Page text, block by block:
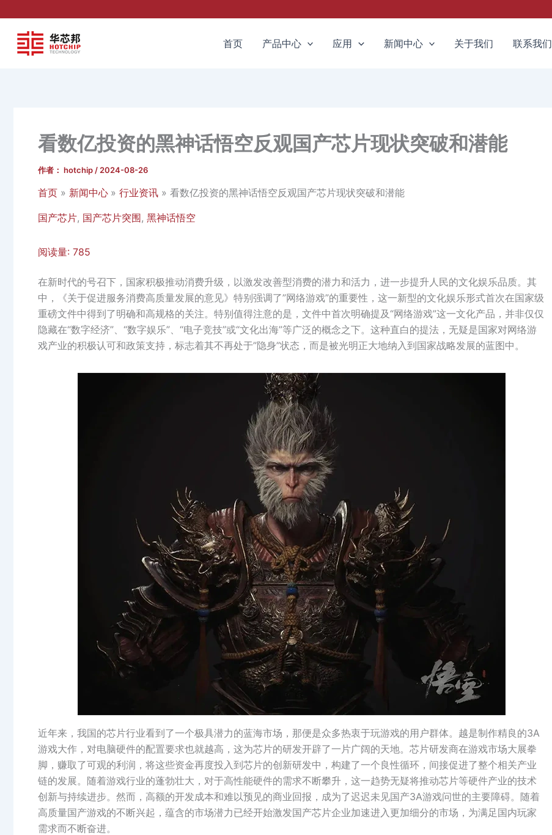
首页 产品中心 应用 新闻中心 关于我们 联系我们
看数亿投资的黑神话悟空反观国产芯片现状突破和潜能
作者： hotchip / 2024-08-26
首页 新闻中心 行业资讯 看数亿投资的黑神话悟空反观国产芯片现状突破和潜能
国产芯片, 国产芯片突围, 黑神话悟空
阅读量: 785
在新时代的号召下，国家积极推动消费升级，以激发改善型消费的潜力和活力，进一步提升人民的文化娱乐品质。其
中，《关于促进服务消费高质量发展的意见》特别强调了”网络游戏”的重要性，这一新型的文化娱乐形式首次在国家级
重磅文件中得到了明确和高规格的关注。特别值得注意的是，文件中首次明确提及“网络游戏”这一文化产品，并非仅仅
隐藏在“数字经济”、“数字娱乐”、“电子竞技”或“文化出海”等广泛的概念之下。这种直白的提法，无疑是国家对网络游
戏产业的积极认可和政策支持，标志着其不再处于”隐身”状态，而是被光明正大地纳入到国家战略发展的蓝图中。
近年来，我国的芯片行业看到了一个极具潜力的蓝海市场，那便是众多热衷于玩游戏的用户群体。越是制作精良的3A
游戏大作，对电脑硬件的配置要求也就越高，这为芯片的研发开辟了一片广阔的天地。芯片研发商在游戏市场大展拳
脚，赚取了可观的利润，将这些资金再度投入到芯片的创新研发中，构建了一个良性循环，间接促进了整个相关产业
链的发展。随着游戏行业的蓬勃壮大，对于高性能硬件的需求不断攀升，这一趋势无疑将推动芯片等硬件产业的技术
创新与持续进步。然而，高额的开发成本和难以预见的商业回报，成为了迟迟未见国产3A游戏问世的主要障碍。随着
高质量国产游戏的不断兴起，蕴含的市场潜力已经开始激发国产芯片企业加速进入更加细分的市场，为满足国内玩家
需求而不断奋进。